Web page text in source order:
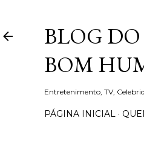
BLOG
BOM
Entretenimento, TV,
PÁGINA INICIAL